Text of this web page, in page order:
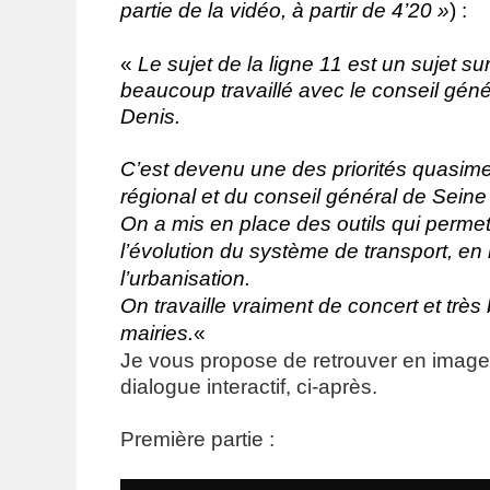
partie de la vidéo, à partir de 4’20 ») :
« Le sujet de la ligne 11 est un sujet
beaucoup travaillé avec le conseil
Denis.
C’est devenu une des priorités
régional et du conseil général de
On a mis en place des outils qui
l’évolution du système de transport,
l’urbanisation.
On travaille vraiment de concert et très
mairies.«
Je vous propose de retrouver en
dialogue interactif, ci-après.
Première partie :